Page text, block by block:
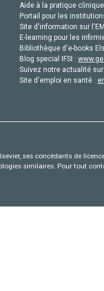
Aide à la pratique
Portail pour les
Site d'information sur
E-learning pour les
Bibliothèque d'e-books
Blog special IFSI :
Suivez notre actualité
Site d'emploi en santé :
ses concédants de
similaires. Pour tout